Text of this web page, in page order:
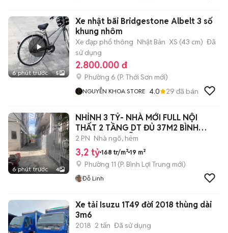
6 phút trước 5
Xe nhật bãi Bridgestone Albelt 3 số
khung nhôm
Xe đạp phổ thông Nhật Bản XS (43 cm) Đã
sử dụng
2.800.000 đ
Phường 6 (P. Thới Sơn mới)
NGUYỄN KHOA STORE 4.0 29 đã bán
6 phút trước 4
NHỈNH 3 TỶ- NHÀ MỚI FULL NỘI
THẤT 2 TẦNG DT ĐỦ 37M2 BÌNH
THẠNH NGUYỄN
2 PN Nhà ngõ, hẻm
3,2 tỷ 168 tr/m² 19 m²
Phường 11 (P. Bình Lợi Trung mới)
Đỗ Linh
Xe tải Isuzu 1T49 đời 2018 thùng dài
3m6
2018 2 tấn Đã sử dụng